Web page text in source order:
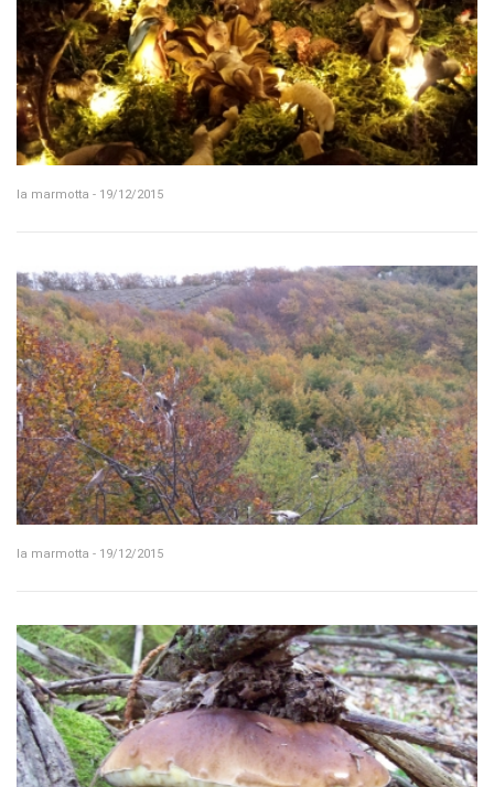
la marmotta - 19/12/2015
la marmotta - 19/12/2015